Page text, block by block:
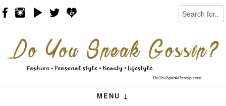
Search
MENU ↓
Menu
Skip to content